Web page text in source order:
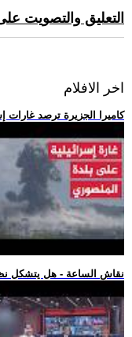
التعليق والتصويت
اخر الافلام
.. كاميرا الجزيرة ترصد
.. نقاش الساعة - هل يتشكل